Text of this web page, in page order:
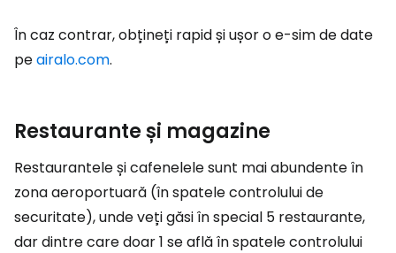
În caz contrar, obțineți rapid și ușor o e-sim de date
peairalo.com.
Restaurante și magazine
Restaurantele și cafenelele sunt mai abundente în
zona aeroportuară (în spatele controlului de
securitate), unde veți găsi în special 5 restaurante,
dar dintre care doar 1 se află în spatele controlului